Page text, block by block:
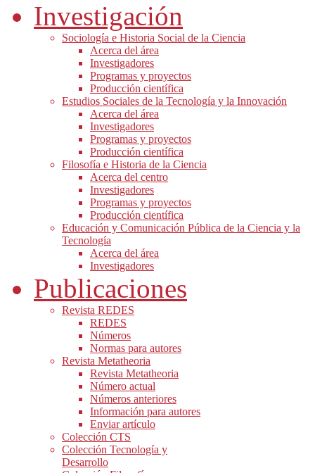
Investigación
Sociología e Historia Social de la Ciencia
Acerca del área
Investigadores
Programas y proyectos
Producción científica
Estudios Sociales de la Tecnología y la Innovación
Acerca del área
Investigadores
Programas y proyectos
Producción científica
Filosofía e Historia de la Ciencia
Acerca del centro
Investigadores
Programas y proyectos
Producción científica
Educación y Comunicación Pública de la Ciencia y la
Tecnología
Acerca del área
Investigadores
Publicaciones
Revista REDES
REDES
Números
Normas para autores
Revista Metatheoria
Revista Metatheoria
Número actual
Números anteriores
Información para autores
Enviar artículo
Colección CTS
Colección Tecnología y
Desarrollo